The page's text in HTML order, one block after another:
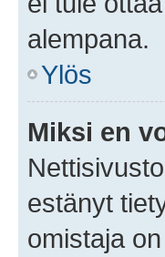
alempana.
Ylös
Miksi en
estänyt
omistaja